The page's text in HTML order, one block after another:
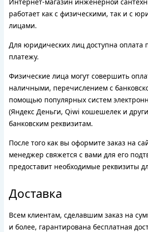
работает как с физическими, так и с
лицами.
Для юридических лиц доступна оплата
платежу.
Физические лица могут совершить
наличными, перечислением с
помощью популярных систем
(Яндекс Деньги, Qiwi кошешелек и
банковским реквизитам.
После того как вы оформите заказ на
менеджер свяжется с вами для его
предоставит необходимые реквизиты
Доставка
Всем клиентам, сделавшим заказ на
и более, гарантирована бесплатная